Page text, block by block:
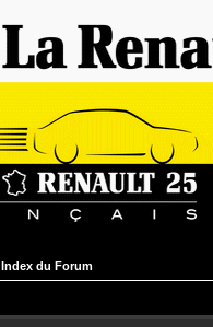
Index du Forum